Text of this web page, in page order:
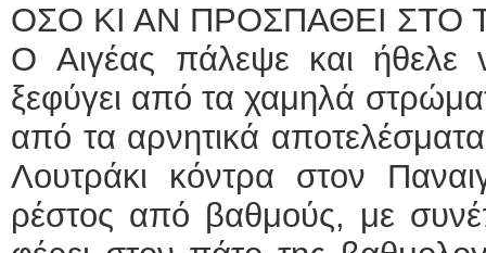
ΟΣΟ ΚΙ ΑΝ ΠΡΟΣΠΑΘΕΙ ΣΤΟ
O Αιγέας πάλεψε και ήθελε
ξεφύγει από τα χαμηλά
από τα αρνητικά
Λουτράκι κόντρα στον
ρέστος από βαθμούς, με